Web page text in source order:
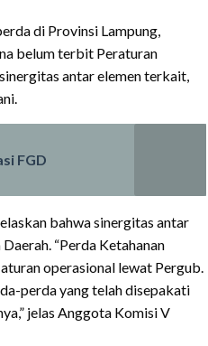
di Provinsi Lampung,
belum terbit Peraturan
antar elemen terkait,
FGD
bahwa sinergitas antar
“Perda Ketahanan
operasional lewat Pergub.
perda yang telah disepakati
jelas Anggota Komisi V